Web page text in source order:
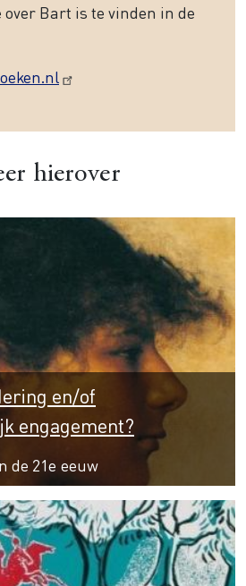
Bart is te vinden in de
hierover
en/of
engagement?
21e eeuw